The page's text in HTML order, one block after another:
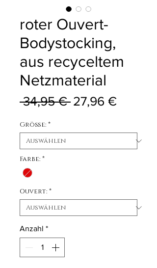
roter Ouvert-
Bodystocking,
aus recyceltem
Netzmaterial
34,95 € Standardpreis
27,96 €Sale-
Größe: *
Farbe: *
Ouvert: *
Anzahl *